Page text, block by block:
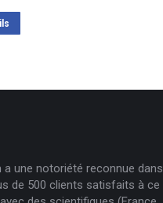
une notoriété reconnue dans
de 500 clients satisfaits à ce